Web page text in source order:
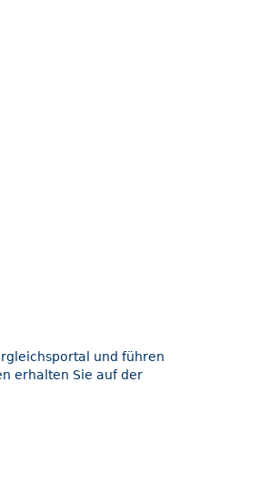
und führen
erhalten Sie auf der